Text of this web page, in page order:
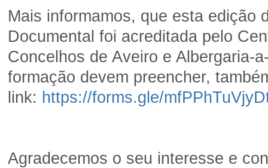
Mais informamos, que esta edição
Documental foi acreditada pelo
Concelhos de Aveiro e Albergaria-
formação devem preencher,
link: https://forms.gle/
Agradecemos o seu interesse e